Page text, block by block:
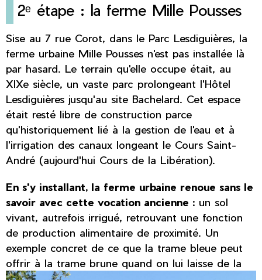
2ᵉ étape : la ferme Mille Pousses
Sise au 7 rue Corot, dans le Parc Lesdiguières, la
ferme urbaine Mille Pousses n'est pas installée là
par hasard. Le terrain qu'elle occupe était, au
XIXe siècle, un vaste parc prolongeant l'Hôtel
Lesdiguières jusqu'au site Bachelard. Cet espace
était resté libre de construction parce
qu'historiquement lié à la gestion de l'eau et à
l'irrigation des canaux longeant le Cours Saint-
André (aujourd'hui Cours de la Libération).
En s'y installant, la ferme urbaine renoue sans le
savoir avec cette vocation ancienne : un sol
vivant, autrefois irrigué, retrouvant une fonction
de production alimentaire de proximité. Un
exemple concret de ce que la trame bleue peut
offrir à la trame brune quand on lui laisse de la